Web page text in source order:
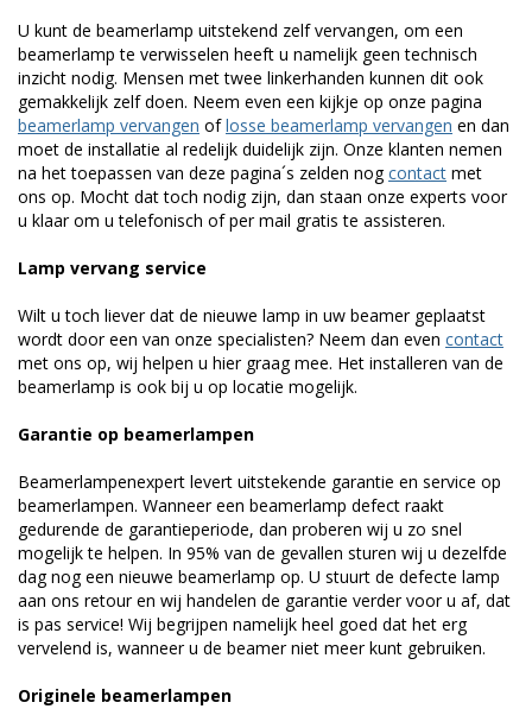
U kunt de beamerlamp uitstekend zelf vervangen, om een
beamerlamp te verwisselen heeft u namelijk geen technisch
inzicht nodig. Mensen met twee linkerhanden kunnen dit ook
gemakkelijk zelf doen. Neem even een kijkje op onze pagina
beamerlamp vervangen oflosse beamerlamp vervangen en dan
moet de installatie al redelijk duidelijk zijn. Onze klanten nemen
na het toepassen van deze pagina´s zelden nogcontact met
ons op. Mocht dat toch nodig zijn, dan staan onze experts voor
u klaar om u telefonisch of per mail gratis te assisteren.
Lamp vervang service
Wilt u toch liever dat de nieuwe lamp in uw beamer geplaatst
wordt door een van onze specialisten? Neem dan even contact
met ons op, wij helpen u hier graag mee. Het installeren van de
beamerlamp is ook bij u op locatie mogelijk.
Garantie op beamerlampen
Beamerlampenexpert levert uitstekende garantie en service op
beamerlampen. Wanneer een beamerlamp defect raakt
gedurende de garantieperiode, dan proberen wij u zo snel
mogelijk te helpen. In 95% van de gevallen sturen wij u dezelfde
dag nog een nieuwe beamerlamp op. U stuurt de defecte lamp
aan ons retour en wij handelen de garantie verder voor u af, dat
is pas service! Wij begrijpen namelijk heel goed dat het erg
vervelend is, wanneer u de beamer niet meer kunt gebruiken.
Originele beamerlampen